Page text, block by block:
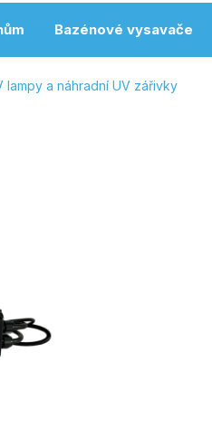
Bazénové vysavače
lampy a náhradní UV zářivky